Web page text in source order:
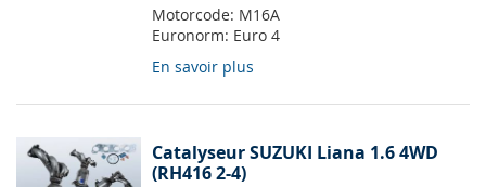
Motorcode: M16A
Euronorm: Euro 4
En savoir plus
Catalyseur SUZUKI Liana 1.6 4WD
(RH416 2-4)